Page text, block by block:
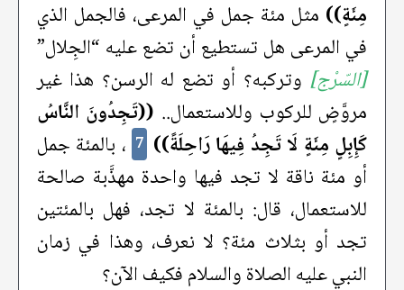
مِئَةٍ)) مثل مئة جمل في المرعى، فالجمل الذي
في المرعى هل تستطيع أن تضع عليه “الجِلال”
[السّرْج] وتركبه؟ أو تضع له الرسن؟ هذا غير
مروَّضٍ للركوب وللاستعمال.. ((تَجِدُونَ النَّاسُ
كَإِبِلٍ مِئَةٍ لَا تَجِدُ فِيهَا رَاحِلَةً)) 7 ، بالمئة جمل
أو مئة ناقة لا تجد فيها واحدة مهذَّبة صالحة
للاستعمال، قال: بالمئة لا تجد، فهل بالمئتين
تجد أو بثلاث مئة؟ لا نعرف، وهذا في زمان
النبي عليه الصلاة والسلام فكيف الآن؟